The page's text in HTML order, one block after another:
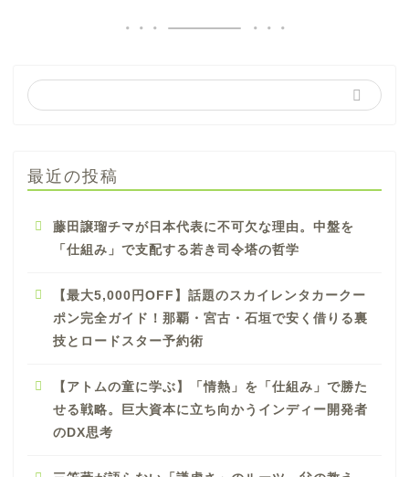
最近の投稿
藤田譲瑠チマが日本代表に不可欠な理由。中盤を
「仕組み」で支配する若き司令塔の哲学
【最大5,000円OFF】話題のスカイレンタカークー
ポン完全ガイド！那覇・宮古・石垣で安く借りる裏
技とロードスター予約術
【アトムの童に学ぶ】「情熱」を「仕組み」で勝た
せる戦略。巨大資本に立ち向かうインディー開発者
のDX思考